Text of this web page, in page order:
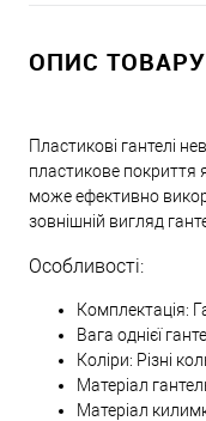
ОПИС ТОВАРУ
Пластикові гантелі
пластикове покриття
може ефективно
зовнішній вигляд
Особливості:
Комплектація:
Вага однієї
Коліри: Різні
Матеріал
Матеріал